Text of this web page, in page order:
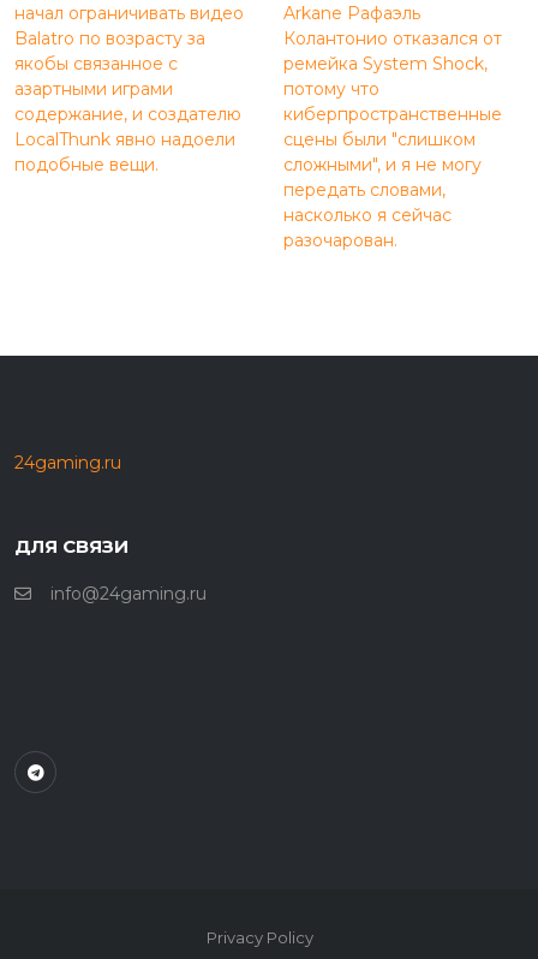
начал ограничивать видео
Balatro по возрасту за
якобы связанное с
азартными играми
содержание, и создателю
LocalThunk явно надоели
подобные вещи.
Arkane Рафаэль
Колантонио отказался от
ремейка System Shock,
потому что
киберпространственные
сцены были "слишком
сложными", и я не могу
передать словами,
насколько я сейчас
разочарован.
24gaming.ru
ДЛЯ СВЯЗИ
info@24gaming.ru
Privacy Policy